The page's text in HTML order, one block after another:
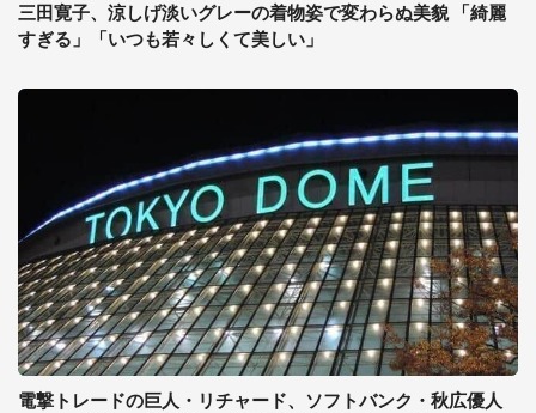
三田寛子、涼しげ淡いグレーの着物姿で変わらぬ美貌 「綺麗
すぎる」「いつも若々しくて美しい」
電撃トレードの巨人・リチャード、ソフトバンク・秋広優人